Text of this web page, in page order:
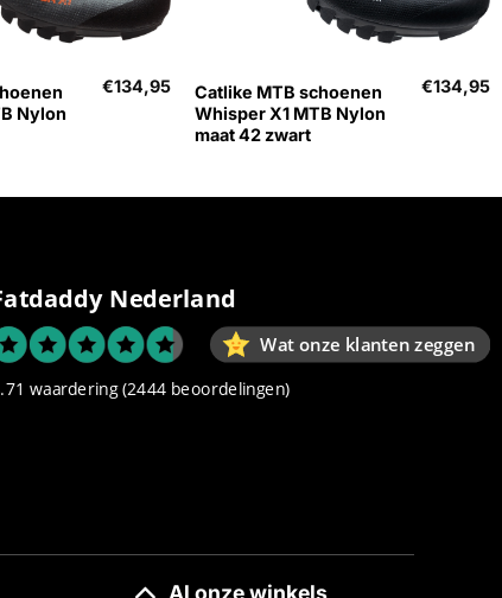
Nylon
€134,95
Catlike MTB schoenen
Whisper X1 MTB Nylon
maat 42 zwart
€134,95
Nederland
Wat onze klanten zeggen
waardering (2444 beoordelingen)
Al onze winkels